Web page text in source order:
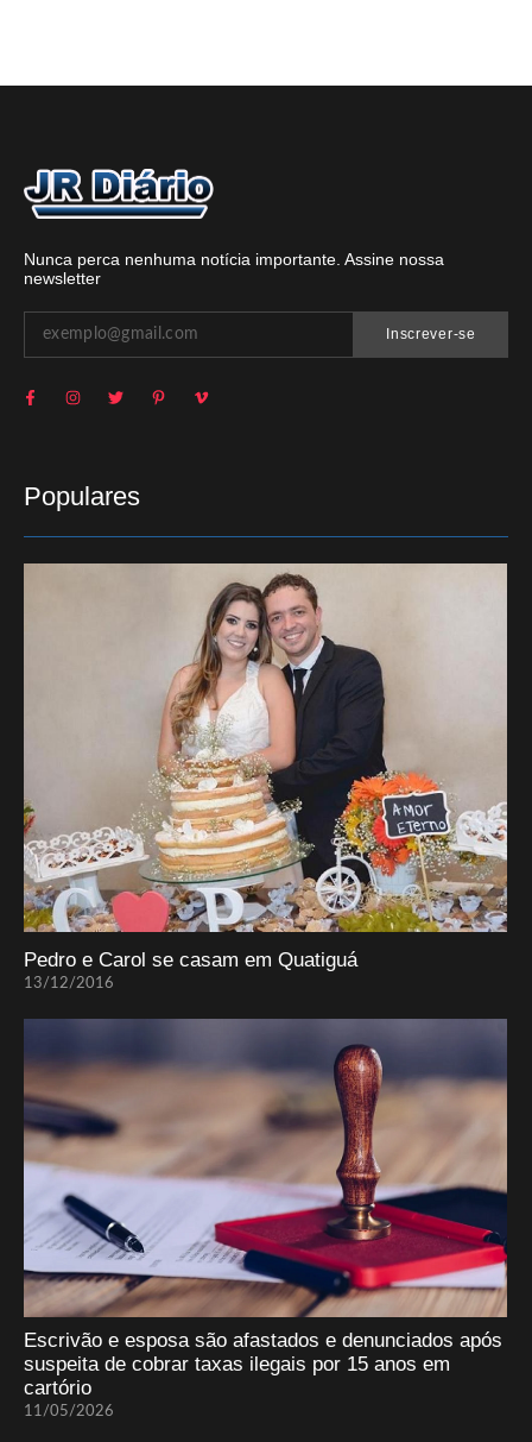
Nunca perca nenhuma notícia importante. Assine nossa
newsletter
Inscrever-se
Populares
Pedro e Carol se casam em Quatiguá
13/12/2016
Escrivão e esposa são afastados e denunciados após
suspeita de cobrar taxas ilegais por 15 anos em
cartório
11/05/2026